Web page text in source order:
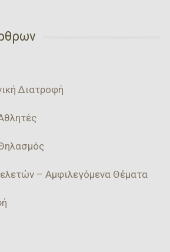
Διατροφή
– Αμφιλεγόμενα Θέματα